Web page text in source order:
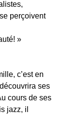
perçoivent
»
c’est en
ses
cours de ses
jazz, il